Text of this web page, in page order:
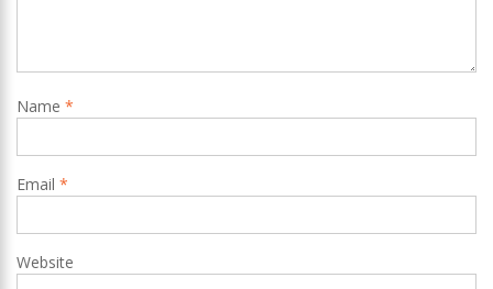
Name *
Email *
Website